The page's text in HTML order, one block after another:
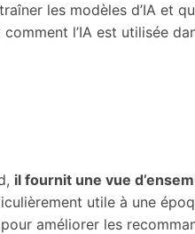
les modèles d’IA et
l’IA est utilisée
il fournit une vue
utile à une
améliorer les